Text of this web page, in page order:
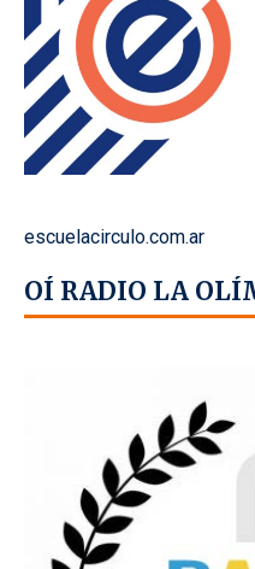
escuelacirculo.com.ar
OÍ RADIO LA